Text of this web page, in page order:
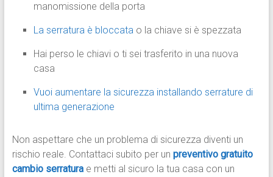
manomissione della porta
La serratura è bloccatao la chiave si è spezzata
Hai perso le chiavi o ti sei trasferito in una nuova
casa
Vuoi aumentare la sicurezza installando serrature di
ultima generazione
Non aspettare che un problema di sicurezza diventi un
rischio reale. Contattaci subito per un preventivo gratuito
cambio serratura e metti al sicuro la tua casa con un